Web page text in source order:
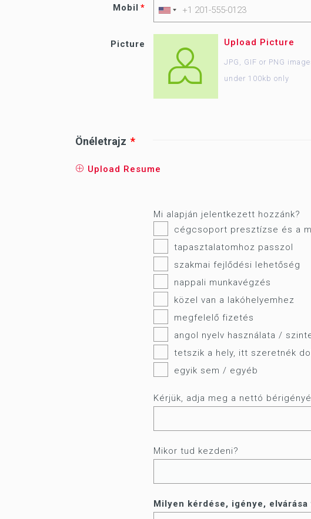
Mobil
Picture Upload Picture
JPG, GIF or PNG
under 100kb only
Önéletrajz
Upload Resume
Mi alapján jelentkezett hozzánk?
cégcsoport presztízse és a
tapasztalatomhoz passzol
szakmai fejlődési lehetőség
nappali munkavégzés
közel van a lakóhelyemhez
megfelelő fizetés
angol nyelv használata /
tetszik a hely, itt szeretnék
egyik sem / egyéb
Kérjük, adja meg a nettó
Mikor tud kezdeni?
Milyen kérdése, igénye, elvárása